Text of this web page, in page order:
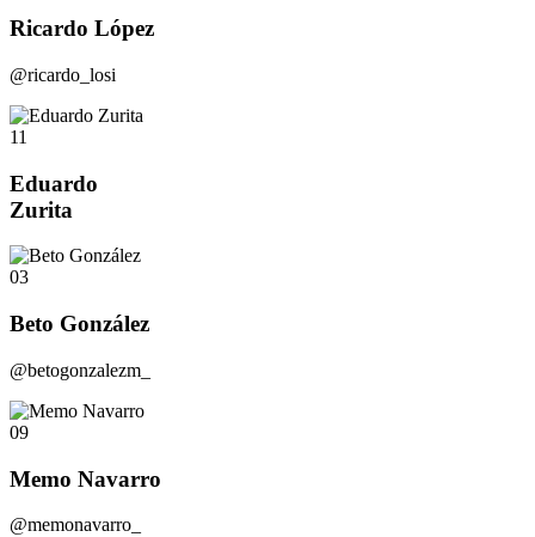
Ricardo López
@ricardo_losi
11
Eduardo
Zurita
03
Beto González
@betogonzalezm_
09
Memo Navarro
@memonavarro_